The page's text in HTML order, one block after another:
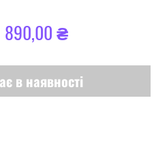
890,00 ₴За
в наявності